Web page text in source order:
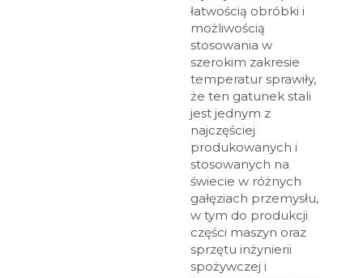
łatwością obróbki i
możliwością
stosowania w
szerokim zakresie
temperatur sprawiły,
że ten gatunek stali
jest jednym z
najczęściej
produkowanych i
stosowanych na
świecie w różnych
gałęziach przemysłu,
w tym do produkcji
części maszyn oraz
sprzętu inżynierii
spożywczej i